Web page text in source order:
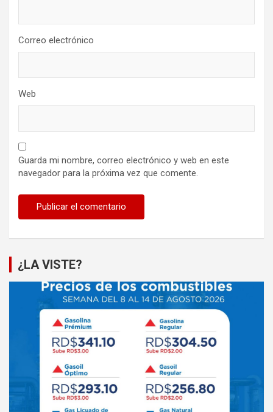
Correo electrónico
Web
Guarda mi nombre, correo electrónico y web en este
navegador para la próxima vez que comente.
¿LA VISTE?